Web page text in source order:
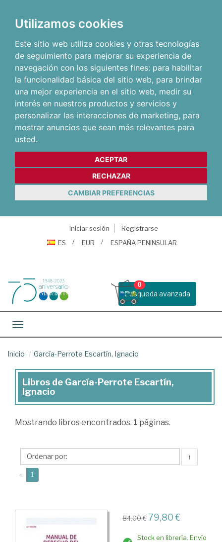
Utilizamos cookies
Este sitio web utiliza cookies y otras tecnologías
de seguimiento para mejorar su experiencia de
navegación con los siguientes fines: para habilitar
la funcionalidad básica del sitio web, para brindar
una mejor experiencia en el sitio web, medir su
interés en nuestros productos y servicios y
personalizar las interacciones de marketing, para
mostrar anuncios que sean más relevantes para
usted.
ACEPTAR
RECHAZAR
CAMBIAR PREFERENCIAS
Iniciar sesión
Registrarse
ES
EUR ESPAÑA PENINSULAR
Busqueda avanzada
0
Toggle navigation
Inicio García-Perrote Escartín, Ignacio
Libros
de
García-
Escartín,
Ignacio
Libros de García-Perrote Escartín,
Ignacio
Mostrando libros encontrados. 1 páginas.
↑
« 1
84,00 € 79,80 €
Stock en librería. Envío